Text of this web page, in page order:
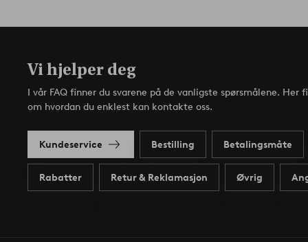
Vi hjelper deg
I vår FAQ finner du svarene på de vanligste spørsmålene. Her
om hvordan du enklest kan kontakte oss.
Kundeservice Bestilling Betalingsmåte
Rabatter Retur & Reklamasjon Øvrig